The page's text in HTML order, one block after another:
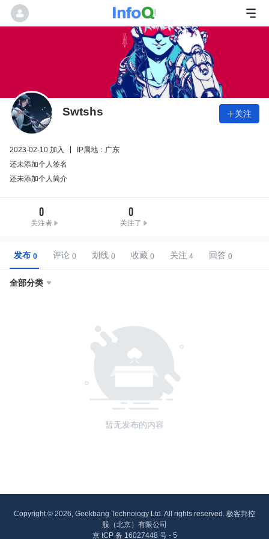
Swtshs 关注
2023-02-10 加入
IP属地：广东
还未添加个人签名
还未添加个人简介
0
关注者
0
关注了
发布 评论 划线 收藏 关注 回答
全部分类 
暂无发布的内容
Copyright © 2026, Geekbang Technology Ltd. All rights reserved. 极客邦控
股（北京）有限公司
京 ICP 备 16027448 号 - 5